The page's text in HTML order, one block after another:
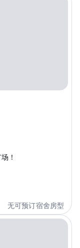
！
无可预订宿舍房型